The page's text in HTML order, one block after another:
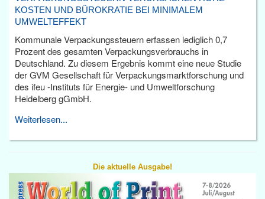
KOSTEN UND BÜROKRATIE BEI MINIMALEM
UMWELTEFFEKT
Kommunale Verpackungssteuern erfassen lediglich 0,7
Prozent des gesamten Verpackungsverbrauchs in
Deutschland. Zu diesem Ergebnis kommt eine neue Studie
der GVM Gesellschaft für Verpackungsmarktforschung und
des ifeu -Instituts für Energie- und Umweltforschung
Heidelberg gGmbH.
Weiterlesen...
Die aktuelle Ausgabe!